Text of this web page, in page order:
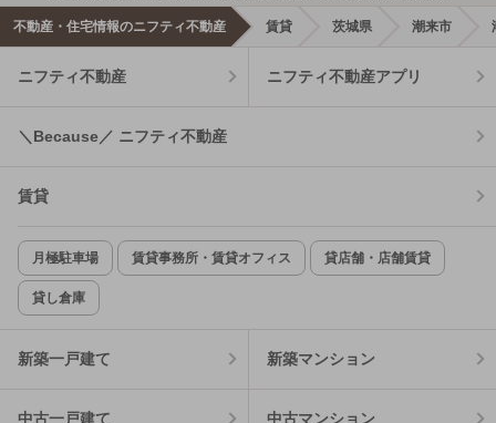
不動産・住宅情報のニフティ不動産 賃貸 茨城県 潮来市
ニフティ不動産 ニフティ不動産アプリ
＼Because／ ニフティ不動産
賃貸
月極駐車場 賃貸事務所・賃貸オフィス 貸店舗・店舗賃貸
貸し倉庫
新築一戸建て 新築マンション
中古一戸建て 中古マンション